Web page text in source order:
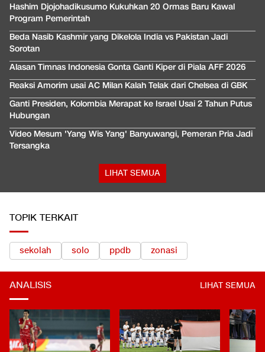
Hashim Djojohadikusumo Kukuhkan 20 Ormas Baru Kawal
Program Pemerintah
Beda Nasib Kashmir yang Dikelola India vs Pakistan Jadi
Sorotan
Alasan Timnas Indonesia Gonta Ganti Kiper di Piala AFF 2026
Reaksi Amorim usai AC Milan Kalah Telak dari Chelsea di GBK
Ganti Presiden, Kolombia Merapat ke Israel Usai 2 Tahun Putus
Hubungan
Video Mesum 'Yang Wis Yang' Banyuwangi, Pemeran Pria Jadi
Tersangka
LIHAT SEMUA
TOPIK TERKAIT
sekolah solo ppdb zonasi
ANALISIS LIHAT SEMUA